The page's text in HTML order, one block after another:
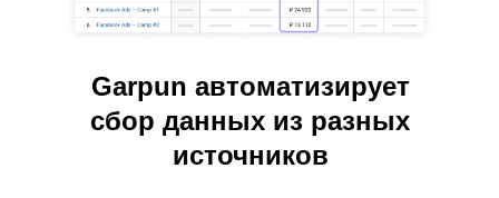
Garpun автоматизирует
сбор данных из разных
источников